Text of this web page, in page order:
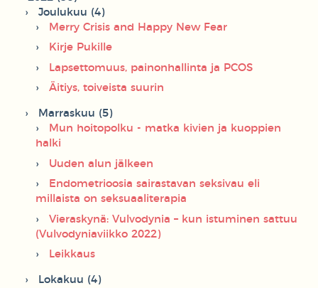
Joulukuu (4)
Merry Crisis and Happy New Fear
Kirje Pukille
Lapsettomuus, painonhallinta ja PCOS
Äitiys, toiveista suurin
Marraskuu (5)
Mun hoitopolku - matka kivien ja kuoppien
halki
Uuden alun jälkeen
Endometrioosia sairastavan seksivau eli
millaista on seksuaaliterapia
Vieraskynä: Vulvodynia – kun istuminen sattuu
(Vulvodyniaviikko 2022)
Leikkaus
Lokakuu (4)